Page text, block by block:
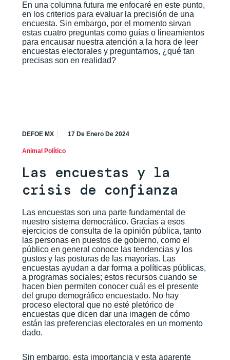
En una columna futura me enfocaré en este punto,
en los criterios para evaluar la precisión de una
encuesta. Sin embargo, por el momento sirvan
estas cuatro preguntas como guías o lineamientos
para encausar nuestra atención a la hora de leer
encuestas electorales y preguntarnos, ¿qué tan
precisas son en realidad?
DEFOE MX 17 De Enero De 2024
Animal Político
Las encuestas y la
crisis de confianza
Las encuestas son una parte fundamental de
nuestro sistema democrático. Gracias a esos
ejercicios de consulta de la opinión pública, tanto
las personas en puestos de gobierno, como el
público en general conoce las tendencias y los
gustos y las posturas de las mayorías. Las
encuestas ayudan a dar forma a políticas públicas,
a programas sociales; estos recursos cuando se
hacen bien permiten conocer cuál es el presente
del grupo demográfico encuestado. No hay
proceso electoral que no esté pletórico de
encuestas que dicen dar una imagen de cómo
están las preferencias electorales en un momento
dado.
Sin embargo, esta importancia y esta aparente